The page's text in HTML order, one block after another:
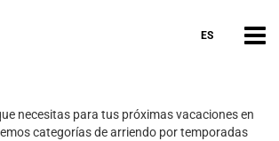
ES
necesitas para tus próximas vacaciones en
categorías de arriendo por temporadas